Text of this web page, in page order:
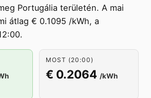
Portugália területén. A mai
átlag € 0.1095 /kWh, a
MOST (20:00)
€ 0.2064 /kWh